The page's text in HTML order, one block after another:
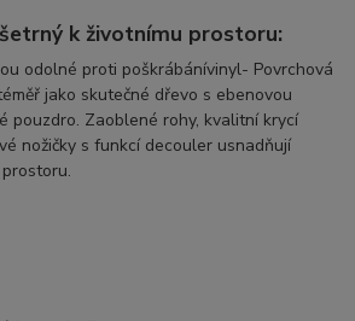
k životnímu prostoru:
odolné proti poškrábánívinyl- Povrchová
jako skutečné dřevo s ebenovou
pouzdro. Zaoblené rohy, kvalitní krycí
nožičky s funkcí decouler usnadňují